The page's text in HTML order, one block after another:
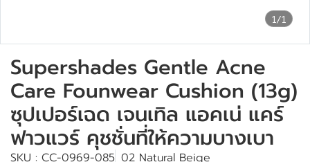
1/1
Supershades Gentle Acne
Care Founwear Cushion (13g)
ซุปเปอร์เฉด เจนเทิล แอคเน่ แคร์
ฟาวแวร์ คุชชั่นที่ให้ความบางเบา
SKU : CC-0969-085 02 Natural Beige